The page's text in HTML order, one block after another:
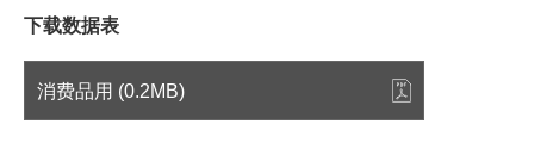
下载数据表
消费品用 (0.2MB)